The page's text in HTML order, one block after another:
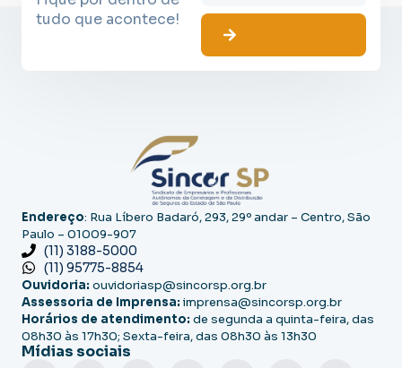
tudo que acontece!
Endereço: Rua Líbero Badaró, 293, 29º andar – Centro, São
Paulo – 01009-907
(11) 3188-5000
(11) 95775-8854
Ouvidoria: ouvidoriasp@sincorsp.org.br
Assessoria de Imprensa: imprensa@sincorsp.org.br
Horários de atendimento: de segunda a quinta-feira, das
08h30 às 17h30; Sexta-feira, das 08h30 às 13h30
Mídias sociais